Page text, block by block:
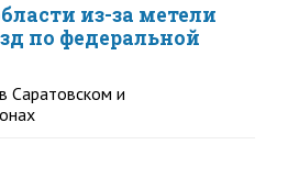
из-за метели
по федеральной
Саратовском и